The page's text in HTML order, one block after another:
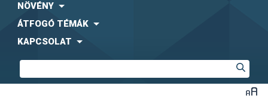
NÖVÉNY
ÁTFOGÓ TÉMÁK
KAPCSOLAT